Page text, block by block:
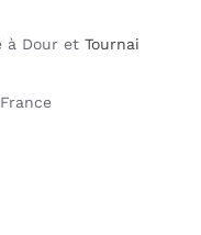
à Dour et Tournai